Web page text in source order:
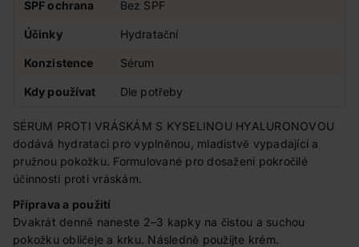
SPF ochrana Bez SPF
Účinky Hydratační
Konzistence Sérum
Kdy používat Dle potřeby
SÉRUM PROTI VRÁSKÁM S KYSELINOU HYALURONOVOU
dodává hydrataci pro vyplněnou, mladistvě vypadající a
pružnou pokožku. Formulované pro dosažení pokročilé
účinnosti proti vráskám.
Příprava a použití
Dvakrát denně naneste 2–3 kapky na čistou a suchou
pokožku obličeje a krku. Následně použijte krém.